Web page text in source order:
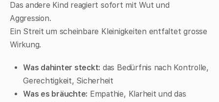
Das andere Kind reagiert sofort mit Wut und
Aggression.
Ein Streit um scheinbare Kleinigkeiten entfaltet grosse
Wirkung.
Was dahinter steckt: das Bedürfnis nach Kontrolle,
Gerechtigkeit, Sicherheit
Was es bräuchte: Empathie, Klarheit und das